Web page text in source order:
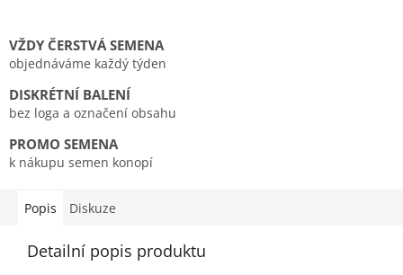
VŽDY ČERSTVÁ SEMENA
objednáváme každý týden
DISKRÉTNÍ BALENÍ
bez loga a označení obsahu
PROMO SEMENA
k nákupu semen konopí
Popis Diskuze
Detailní popis produktu